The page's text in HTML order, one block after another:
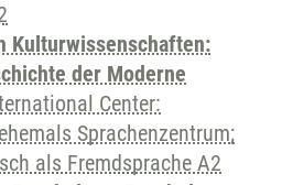
Kulturwissenschaften:
der Moderne
Center:
Sprachenzentrum;
als Fremdsprache A2